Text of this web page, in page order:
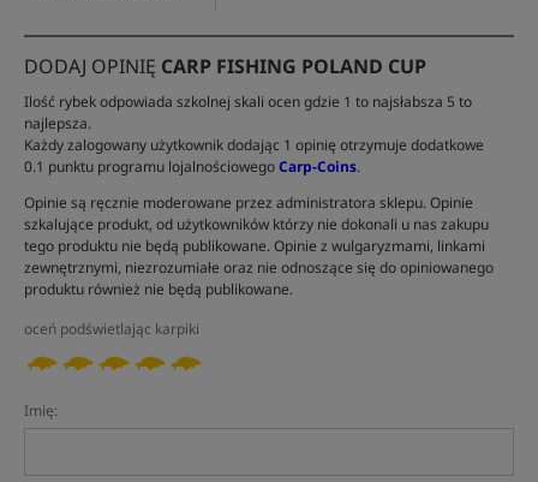
DODAJ OPINIĘ CARP FISHING POLAND CUP
Ilość rybek odpowiada szkolnej skali ocen gdzie 1 to najsłabsza 5 to
najlepsza.
Każdy zalogowany użytkownik dodając 1 opinię otrzymuje dodatkowe
0.1 punktu programu lojalnościowegoCarp-Coins.
Opinie są ręcznie moderowane przez administratora sklepu. Opinie
szkalujące produkt, od użytkowników którzy nie dokonali u nas zakupu
tego produktu nie będą publikowane. Opinie z wulgaryzmami, linkami
zewnętrznymi, niezrozumiałe oraz nie odnoszące się do opiniowanego
produktu również nie będą publikowane.
oceń podświetlając karpiki
Imię: